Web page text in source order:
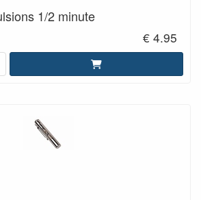
1/2 minute
€ 4.95